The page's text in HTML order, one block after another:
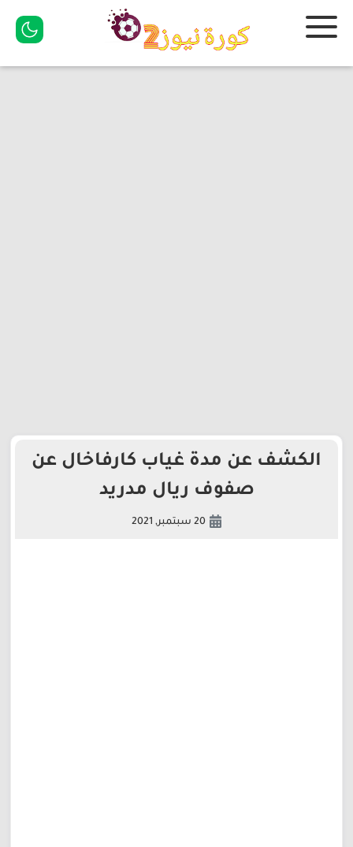
الكشف عن مدة غياب كارفاخال عن
صفوف ريال مدريد
20 سبتمبر, 2021